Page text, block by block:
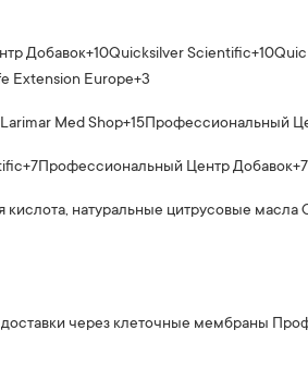
Добавок+10Quicksilver Scientific+10
Extension Europe+3
Larimar Med Shop+15Профессиональный
+7Профессиональный Центр Добавок+7
натуральные цитрусовые масла
через клеточные мембраны